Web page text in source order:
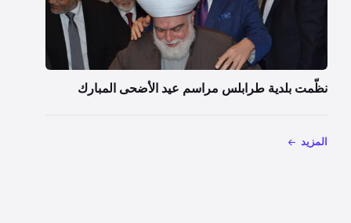
نظّمت بلدية طرابلس مراسم عيد الأضحى المبارك
المزيد